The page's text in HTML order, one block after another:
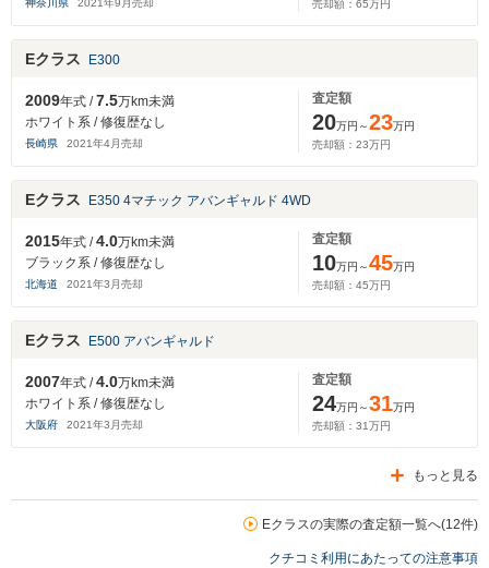
神奈川県 2021年9 月売却 売却額： 65万円
Eクラス E300
2009年式 /7.5万km未満
ホワイト系 / 修復歴なし
長崎県 2021年4月売却
査定額
20万円～23万円
売却額： 23万円
Eクラス E350 4マチック アバンギャルド 4WD
2015年式 /4.0万km未満
ブラック系 / 修復歴なし
北海道 2021年3 月売却
査定額
10万円～45万円
売却額： 45万円
Eクラス E500 アバンギャルド
2007年式 /4.0万km未満
ホワイト系 / 修復歴なし
大阪府 2021年3 月売却
査定額
24万円～31万円
売却額： 31万円
もっと見る
Eクラスの実際の査定額一覧へ(12件)
クチコミ利用にあたっての注意事項